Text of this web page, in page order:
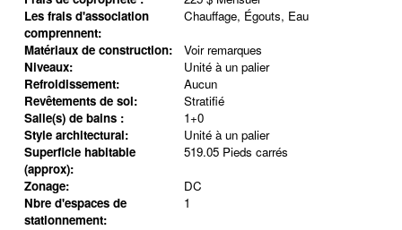
Les frais d'association
comprennent:
Chauffage, Égouts, Eau
Matériaux de construction:
Voir remarques
Niveaux:
Unité à un palier
Refroidissement:
Aucun
Revêtements de sol:
Stratifié
Salle(s) de bains :
1+0
Style architectural:
Unité à un palier
Superficie habitable
(approx):
519.05 Pieds carrés
Zonage:
DC
Nbre d'espaces de
stationnement:
1